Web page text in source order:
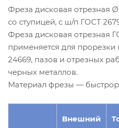
Фреза дисковая отрезная Ø
со ступицей, с ш/п ГОСТ
Фреза дисковая отрезная
применяется для
24669, пазов и отрезных
черных металлов.
Материал фрезы —
Внешний